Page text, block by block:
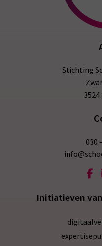
Stichting
030
Initiatieven